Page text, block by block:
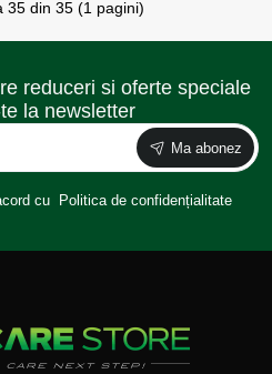
35 din 35 (1 pagini)
reduceri si oferte speciale
la newsletter
Ma abonez
cu Politica de confidențialitate